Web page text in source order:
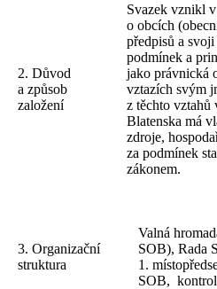
2. Důvod
a způsob
založení
Svazek vznikl
o obcích
předpisů a
podmínek a
jako právnická
vztazích svým
z těchto
Blatenska má
zdroje,
za podmínek
zákonem.
3. Organizační
struktura
Valná
SOB), Rada
1.
SOB,